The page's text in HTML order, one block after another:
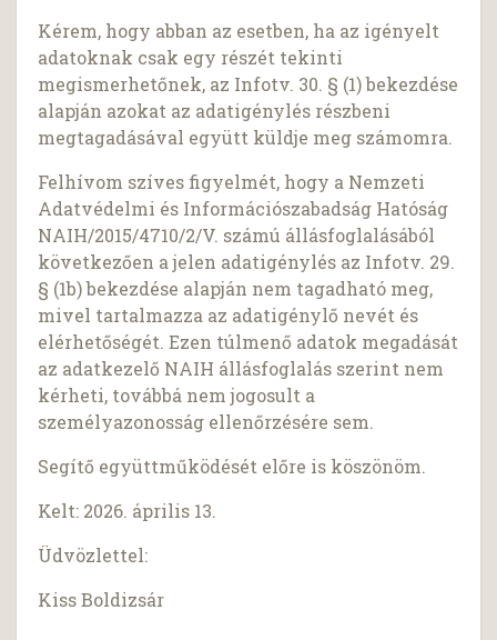
Kérem, hogy abban az esetben, ha az igényelt
adatoknak csak egy részét tekinti
megismerhetőnek, az Infotv. 30. § (1) bekezdése
alapján azokat az adatigénylés részbeni
megtagadásával együtt küldje meg számomra.
Felhívom szíves figyelmét, hogy a Nemzeti
Adatvédelmi és Információszabadság Hatóság
NAIH/2015/4710/2/V. számú állásfoglalásából
következően a jelen adatigénylés az Infotv. 29.
§ (1b) bekezdése alapján nem tagadható meg,
mivel tartalmazza az adatigénylő nevét és
elérhetőségét. Ezen túlmenő adatok megadását
az adatkezelő NAIH állásfoglalás szerint nem
kérheti, továbbá nem jogosult a
személyazonosság ellenőrzésére sem.
Segítő együttműködését előre is köszönöm.
Kelt: 2026. április 13.
Üdvözlettel:
Kiss Boldizsár